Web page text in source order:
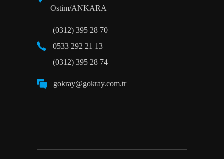
Ostim/ANKARA
(0312) 395 28 70
0533 292 21 13
(0312) 395 28 74
gokray@gokray.com.tr